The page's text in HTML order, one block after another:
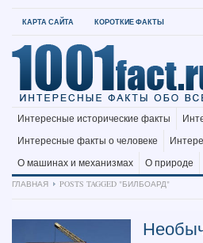
КАРТА САЙТА КОРОТКИЕ ФАКТЫ
Интересные исторические факты
Интересные факты о человеке
О машинах и механизмах
О природе
ГЛАВНАЯ
POSTS TAGGED "БИЛБОАРД"